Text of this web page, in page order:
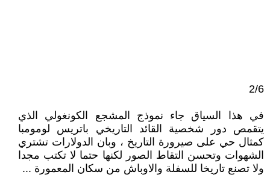
2/6
في هذا السياق جاء نموذج المشجع الكونغولي الذي
يتقمص دور شخصية القائد التاريخي باتريس لومومبا
كمثال حي على صيرورة التاريخ ، وبان الدولارات تشتري
الشهوات وتحسن التقاط الصور لكنها حتما لا تكتب مجدا
ولا تصنع تاريخا للسفلة والاوباش من سكان المعمورة ...